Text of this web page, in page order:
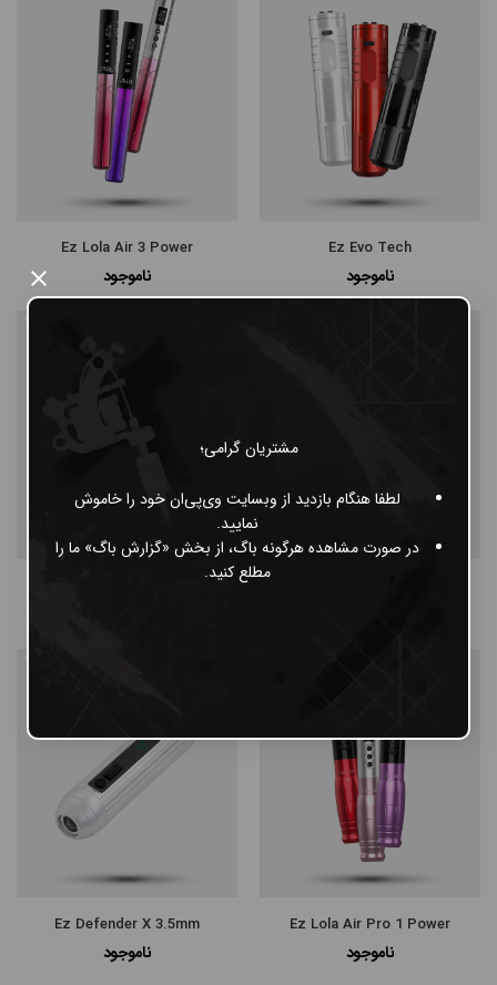
مشتریان گرامی؛
لطفا هنگام بازدید از وبسایت وی‌پی‌ان خود را خاموش
نمایید.
در صورت مشاهده هرگونه باگ، از بخش «گزارش باگ» ما را
مطلع کنید.
×
Ez Evo Tech
ناموجود
Ez Lola Air 3 Power
ناموجود
Ez Lola Air Pro 1 Power
ناموجود
Ez Defender X 3.5mm
ناموجود